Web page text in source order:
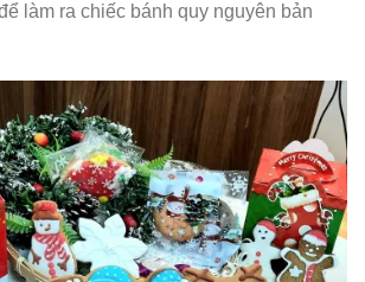
làm ra chiếc bánh quy nguyên bản